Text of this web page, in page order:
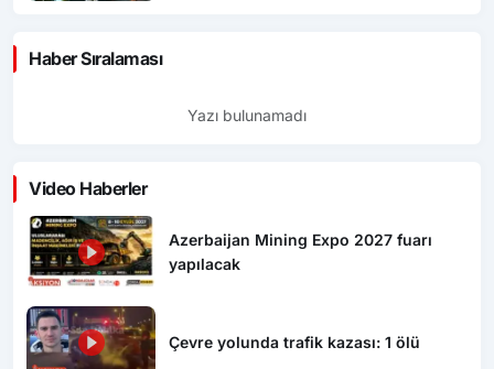
Haber Sıralaması
Yazı bulunamadı
Video Haberler
Azerbaijan Mining Expo 2027 fuarı
yapılacak
Çevre yolunda trafik kazası: 1 ölü